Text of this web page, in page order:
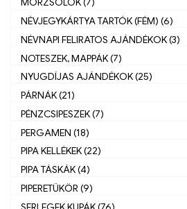
NÉVJEGYKÁRTYA TARTÓK (FÉM) (6)
NÉVNAPI FELIRATOS AJÁNDÉKOK (3)
NOTESZEK, MAPPÁK (7)
NYUGDÍJAS AJÁNDÉKOK (25)
PÁRNÁK (21)
PÉNZCSIPESZEK (7)
PERGAMEN (18)
PIPA KELLÉKEK (22)
PIPA TÁSKÁK (4)
PIPERETÜKÖR (9)